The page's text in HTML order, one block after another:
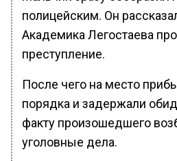
полицейским. Он
Академика Легостаева
преступление.
После чего на место
порядка и задержали
факту произошедшего
уголовные дела.